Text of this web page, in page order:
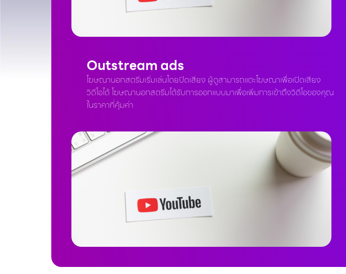
Outstream ads
โฆษณานอกสตรีมเริ่มเล่นโดยปิดเสียง ผู้ดูสามารถแตะโฆษณาเพื่อเปิดเสียง
วิดีโอได้ โฆษณานอกสตรีมได้รับการออกแบบมาเพื่อเพิ่มการเข้าถึงวิดีโอของคุณ
ในราคาที่คุ้มค่า